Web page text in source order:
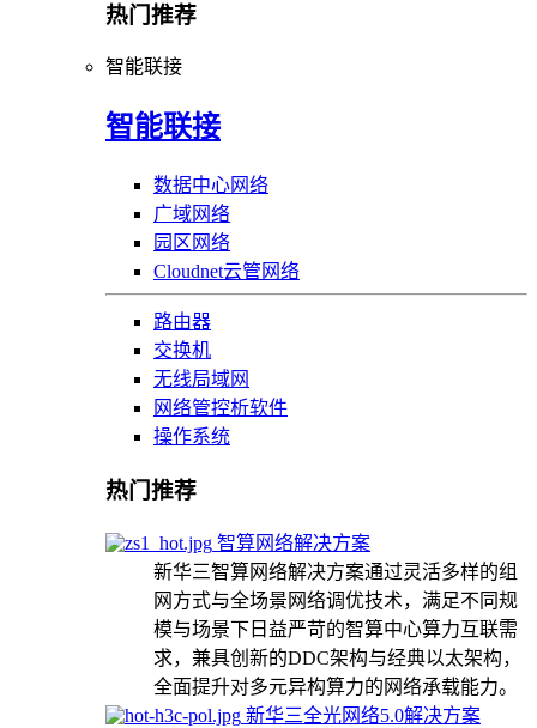
热门推荐
智能联接
智能联接
数据中心网络
广域网络
园区网络
Cloudnet云管网络
路由器
交换机
无线局域网
网络管控析软件
操作系统
热门推荐
智算网络解决方案
新华三智算网络解决方案通过灵活多样的组
网方式与全场景网络调优技术，满足不同规
模与场景下日益严苛的智算中心算力互联需
求，兼具创新的DDC架构与经典以太架构，
全面提升对多元异构算力的网络承载能力。
新华三全光网络5.0解决方案